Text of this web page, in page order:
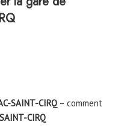
SAINT-CIRQ – comment
CIRQ